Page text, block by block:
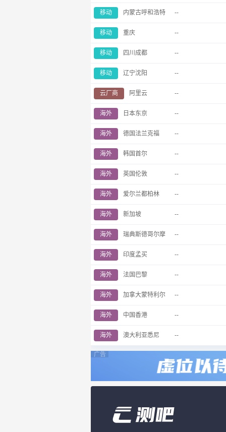
移动 内蒙古呼和浩特 --
移动 重庆 --
移动 四川成都 --
移动 辽宁沈阳 --
云厂商 阿里云 --
海外 日本东京 --
海外 德国法兰克福 --
海外 韩国首尔 --
海外 英国伦敦 --
海外 爱尔兰都柏林 --
海外 新加坡 --
海外 瑞典斯德哥尔摩 --
海外 印度孟买 --
海外 法国巴黎 --
海外 加拿大蒙特利尔 --
海外 中国香港 --
海外 澳大利亚悉尼 --
广告